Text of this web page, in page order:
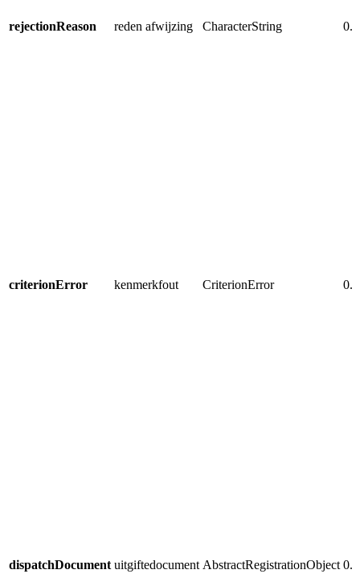
rejectionReason reden afwijzing CharacterString
criterionError kenmerkfout CriterionError
dispatchDocument uitgiftedocument AbstractRegistrationObject